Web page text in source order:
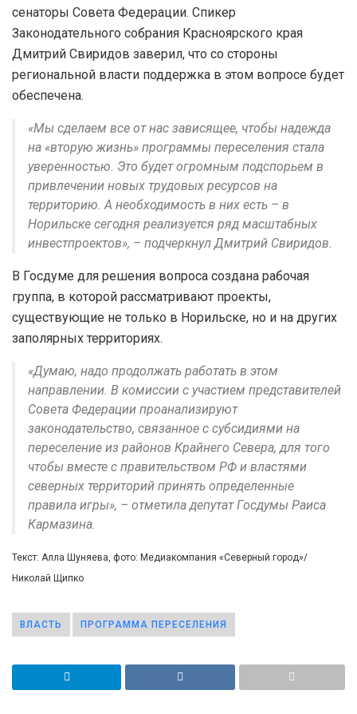
сенаторы Совета Федерации. Спикер
Законодательного собрания Красноярского края
Дмитрий Свиридов заверил, что со стороны
региональной власти поддержка в этом вопросе будет
обеспечена.
«Мы сделаем все от нас зависящее, чтобы надежда
на «вторую жизнь» программы переселения стала
уверенностью. Это будет огромным подспорьем в
привлечении новых трудовых ресурсов на
территорию. А необходимость в них есть – в
Норильске сегодня реализуется ряд масштабных
инвестпроектов», – подчеркнул Дмитрий Свиридов.
В Госдуме для решения вопроса создана рабочая
группа, в которой рассматривают проекты,
существующие не только в Норильске, но и на других
заполярных территориях.
«Думаю, надо продолжать работать в этом
направлении. В комиссии с участием представителей
Совета Федерации проанализируют
законодательство, связанное с субсидиями на
переселение из районов Крайнего Севера, для того
чтобы вместе с правительством РФ и властями
северных территорий принять определенные
правила игры», – отметила депутат Госдумы Раиса
Кармазина.
Текст: Алла Шуняева, фото: Медиакомпания «Северный город»/
Николай Щипко
ВЛАСТЬ ПРОГРАММА ПЕРЕСЕЛЕНИЯ